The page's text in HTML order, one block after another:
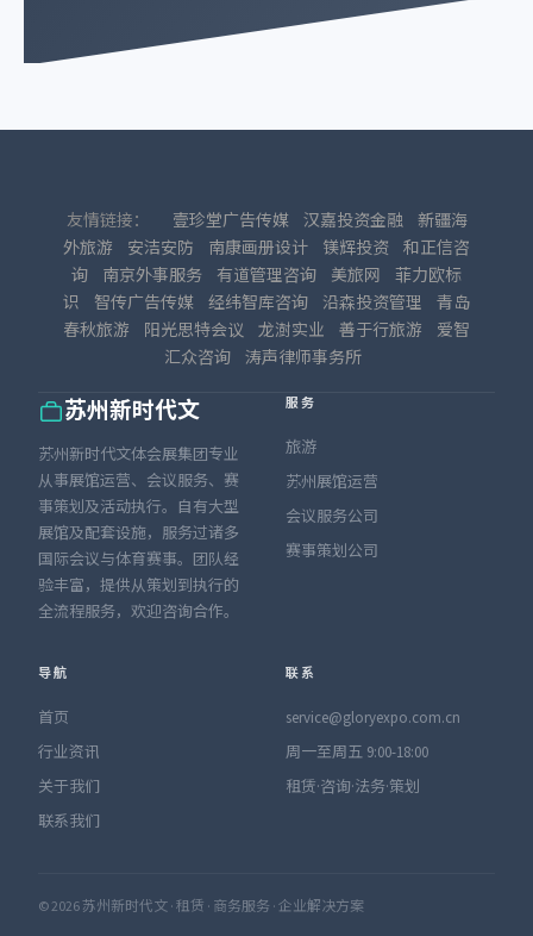
友情链接： 壹珍堂广告传媒 汉嘉投资金融
新疆海
外旅游
安洁安防 南康画册设计 镁辉投资 和正信咨
询
南京外事服务 有道管理咨询 美旅网
菲力欧标
识
智传广告传媒 经纬智库咨询 沿森投资管理
青岛
春秋旅游
阳光思特会议 龙澍实业 善于行旅游
爱智
汇众咨询 涛声律师事务所
苏州新时代文
苏州新时代文体会展集团专业
从事展馆运营、会议服务、赛
事策划及活动执行。自有大型
展馆及配套设施，服务过诸多
国际会议与体育赛事。团队经
验丰富，提供从策划到执行的
全流程服务，欢迎咨询合作。
服务
旅游
苏州展馆运营
会议服务公司
赛事策划公司
导航
首页
行业资讯
关于我们
联系我们
联系
service@gloryexpo.com.cn
周一至周五 9:00-18:00
租赁·咨询·法务·策划
© 2026 苏州新时代文 · 租赁 · 商务服务 · 企业解决方案